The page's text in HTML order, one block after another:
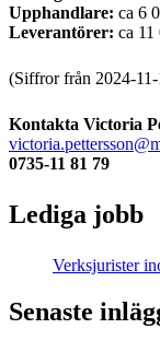
Upphandlare: ca 6
Leverantörer: ca 11
(Siffror från 2024-
Kontakta Victoria
0735-11 81 79
Lediga jobb
Verksjurister
Senaste